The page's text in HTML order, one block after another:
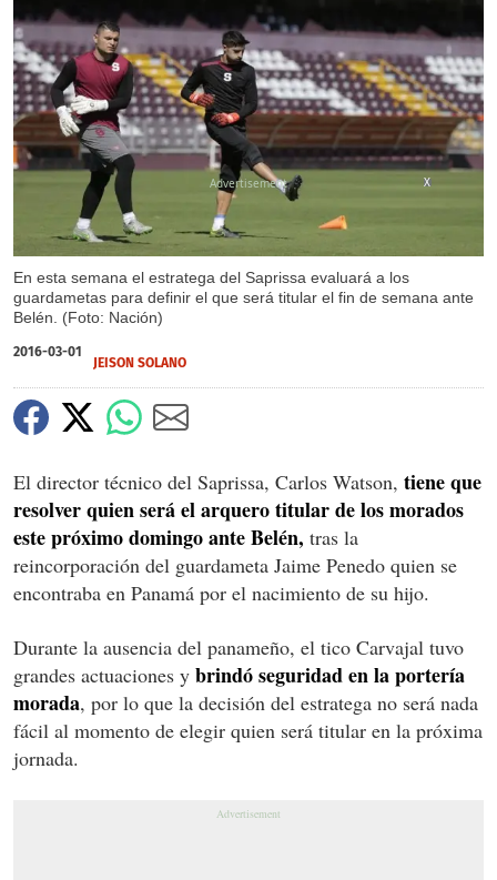
En esta semana el estratega del Saprissa evaluará a los
guardametas para definir el que será titular el fin de semana ante
Belén. (Foto: Nación)
X
2016-03-01
JEISON SOLANO
El director técnico del Saprissa, Carlos Watson, tiene que
resolver quien será el arquero titular de los morados
este próximo domingo ante Belén, tras la
reincorporación del guardameta Jaime Penedo quien se
encontraba en Panamá por el nacimiento de su hijo.
Durante la ausencia del panameño, el tico Carvajal tuvo
grandes actuaciones y brindó seguridad en la portería
morada, por lo que la decisión del estratega no será nada
fácil al momento de elegir quien será titular en la próxima
jornada.